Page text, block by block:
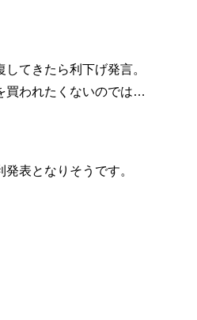
てきたら利下げ発言。
買われたくないのでは…
表となりそうです。